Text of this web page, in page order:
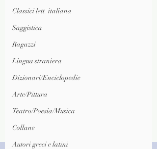
Classici lett. italiana
Saggistica
Ragazzi
Lingua straniera
Dizionari/Enciclopedie
Arte/Pittura
Teatro/Poesia/Musica
Collane
Autori greci e latini